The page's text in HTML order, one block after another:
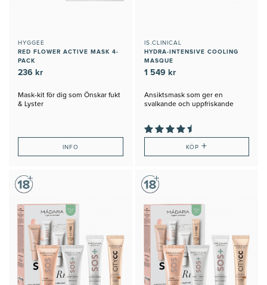
HYGGEE
RED FLOWER ACTIVE MASK 4-
PACK
236 kr
Mask-kit för dig som Önskar fukt
& Lyster
INFO
IS.CLINICAL
HYDRA-INTENSIVE COOLING
MASQUE
1 549 kr
Ansiktsmask som ger en
svalkande och uppfriskande
KÖP +